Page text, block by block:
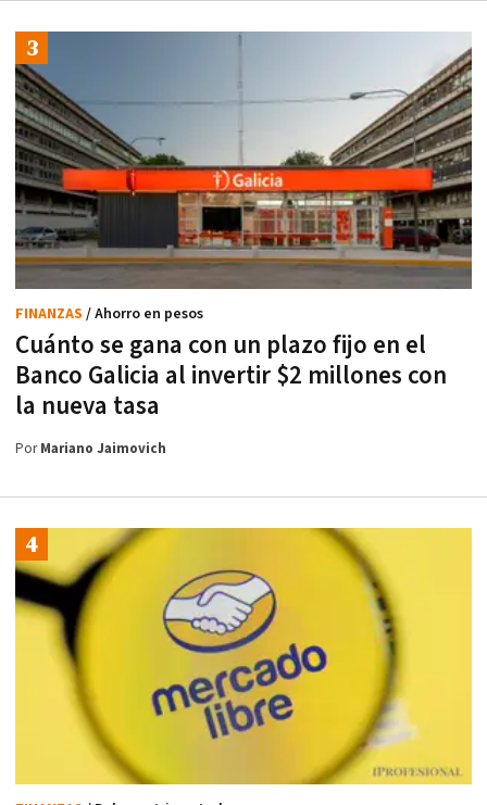
Cuánto se gana con un plazo fijo en el
Banco Galicia al invertir $2 millones con
la nueva tasa
FINANZAS / Ahorro en pesos
PorMariano Jaimovich